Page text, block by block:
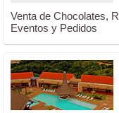
Venta de Chocolates,
Eventos y Pedidos